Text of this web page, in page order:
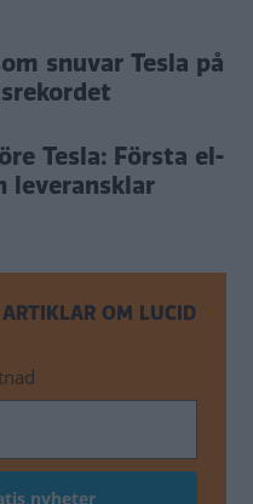
snuvar Tesla på
Tesla: Första el-
leveransklar
OM LUCID